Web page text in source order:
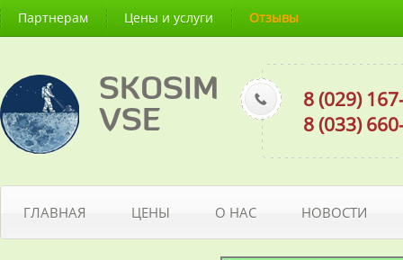
Партнерам Цены и услуги Отзывы
SKOSIM
VSE
8 (029)
8 (033)
ГЛАВНАЯ ЦЕНЫ О НАС НОВОСТИ